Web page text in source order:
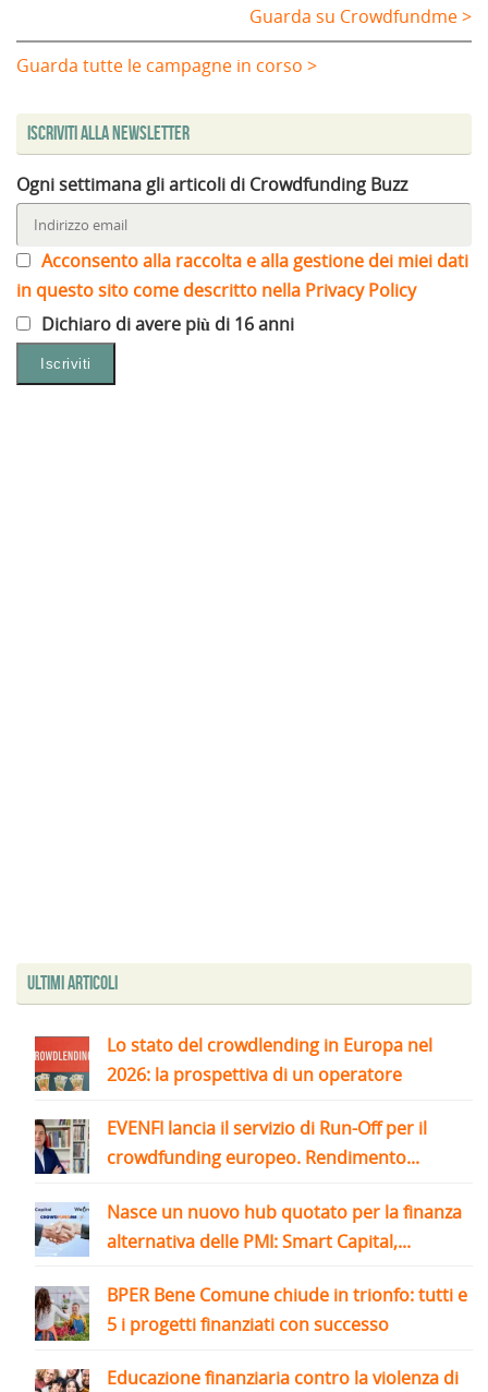
Guarda su Crowdfundme >
Guarda tutte le campagne in corso >
Iscriviti alla Newsletter
Ogni settimana gli articoli di Crowdfunding Buzz
Acconsento alla raccolta e alla gestione dei miei dati
in questo sito come descritto nella Privacy Policy
Dichiaro di avere più di 16 anni
Ultimi articoli
Lo stato del crowdlending in Europa nel
2026: la prospettiva di un operatore
EVENFI lancia il servizio di Run-Off per il
crowdfunding europeo. Rendimento...
Nasce un nuovo hub quotato per la finanza
alternativa delle PMI: Smart Capital,...
BPER Bene Comune chiude in trionfo: tutti e
5 i progetti finanziati con successo
Educazione finanziaria contro la violenza di